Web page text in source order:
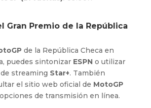
Gran Premio de la República
de la República Checa en
puedes sintonizar ESPN o utilizar
streaming Star+. También
el sitio web oficial de MotoGP
de transmisión en línea.